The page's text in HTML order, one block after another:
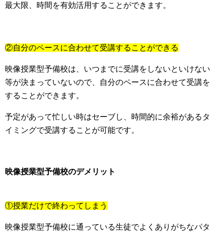
最大限、時間を有効活用することができます。
②自分のペースに合わせて受講することができる
映像授業型予備校は、いつまでに受講をしないといけない
等が決まっていないので、自分のペースに合わせて受講を
することができます。
予定があって忙しい時はセーブし、時間的に余裕があるタ
イミングで受講することが可能です。
映像授業型予備校のデメリット
①授業だけで終わってしまう
映像授業型予備校に通っている生徒でよくありがちなパタ